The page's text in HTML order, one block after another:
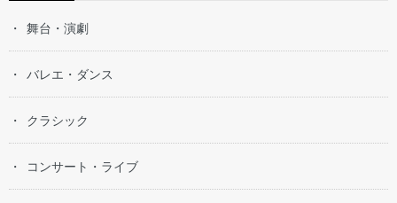
舞台・演劇
バレエ・ダンス
クラシック
コンサート・ライブ